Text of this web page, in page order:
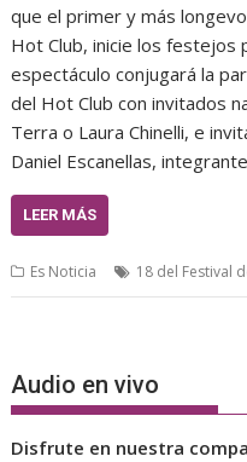
que el primer y más
Hot Club, inicie los festejos
espectáculo conjugará la
del Hot Club con invitados
Terra o Laura Chinelli, e
Daniel Escanellas,
LEER MÁS
Es Noticia 18 del Festival
Audio en vivo
Disfrute en nuestra